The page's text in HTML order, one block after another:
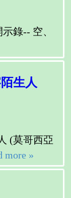
錄-- 空、
生人
(莫哥西亞
more »